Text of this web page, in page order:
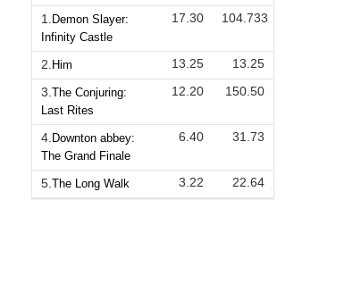
1. Demon Slayer:
Infinity Castle
17.30 104.733
2. Him 13.25
13.25
3. The Conjuring:
Last Rites
12.20 150.50
4. Downton abbey:
The Grand Finale
6.40 31.73
5. The Long Walk 3.22 22.64